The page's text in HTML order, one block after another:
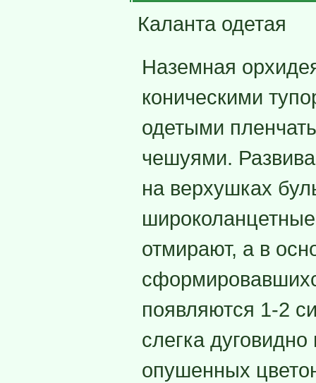
Каланта одетая
Наземная
коническими
одетыми
чешуями.
на верхушках
отмирают, а в
появляются 1-2
слегка дуговидно
опушенных